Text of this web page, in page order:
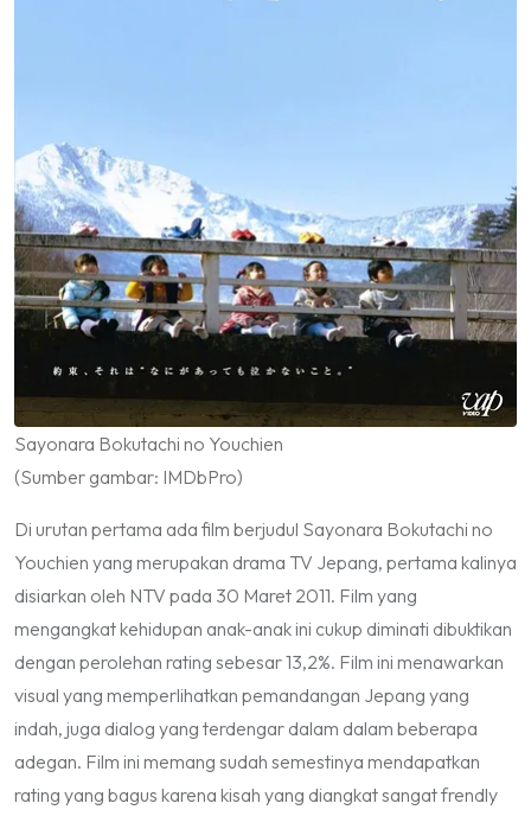
Sayonara Bokutachi no Youchien
(Sumber gambar: IMDbPro)
Di urutan pertama ada film berjudul Sayonara Bokutachi no
Youchien yang merupakan drama TV Jepang, pertama kalinya
disiarkan oleh NTV pada 30 Maret 2011. Film yang
mengangkat kehidupan anak-anak ini cukup diminati dibuktikan
dengan perolehan rating sebesar 13,2%. Film ini menawarkan
visual yang memperlihatkan pemandangan Jepang yang
indah, juga dialog yang terdengar dalam dalam beberapa
adegan. Film ini memang sudah semestinya mendapatkan
rating yang bagus karena kisah yang diangkat sangatfrendly